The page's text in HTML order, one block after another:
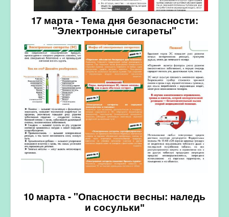
17 марта - Тема дня безопасности:
"Электронные сигареты"
10 марта - "Опасности весны: наледь
и сосульки"